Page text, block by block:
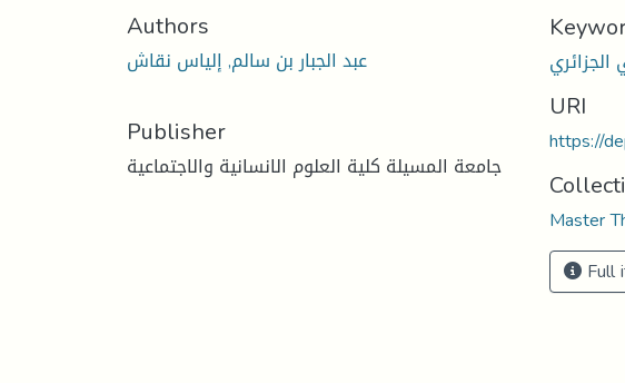
Authors
عبد الجبار بن سالم, إلياس نقاش
Publisher
جامعة المسيلة كلية العلوم الانسانية والاجتماعية
URI
https://
Master
Full